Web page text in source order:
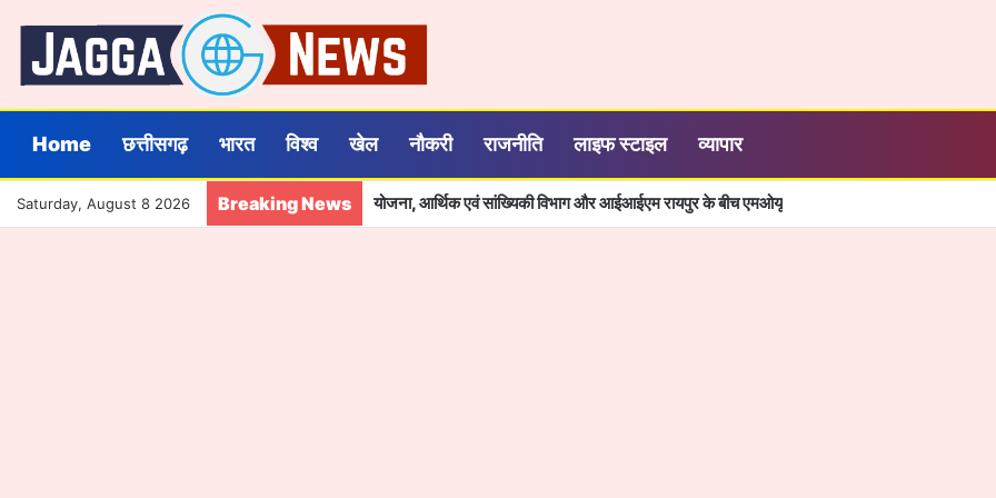
Home छत्तीसगढ़ भारत विश्व खेल नौकरी राजनीति लाइफ स्टाइल व्यापार
Saturday, August 8 2026 Breaking News ढाई साल की उपलब्धियाँ- छत्तीसगढ़ का श्रमिक कल्याण के क्षेत्र में नई पहचान